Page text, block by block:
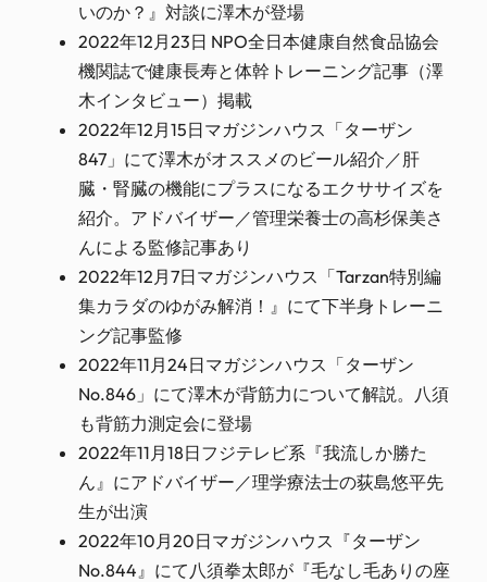
いのか？』対談に澤木が登場
2022年12月23日 NPO全日本健康自然食品協会
機関誌で健康長寿と体幹トレーニング記事（澤
木インタビュー）掲載
2022年12月15日マガジンハウス「ターザン
847」にて澤木がオススメのビール紹介／肝
臓・腎臓の機能にプラスになるエクササイズを
紹介。アドバイザー／管理栄養士の高杉保美さ
んによる監修記事あり
2022年12月7日マガジンハウス「Tarzan特別編
集カラダのゆがみ解消！』にて下半身トレーニ
ング記事監修
2022年11月24日マガジンハウス「ターザン
No.846」にて澤木が背筋力について解説。八須
も背筋力測定会に登場
2022年11月18日フジテレビ系『我流しか勝た
ん』にアドバイザー／理学療法士の荻島悠平先
生が出演
2022年10月20日マガジンハウス『ターザン
No.844』にて八須拳太郎が『毛なし毛ありの座